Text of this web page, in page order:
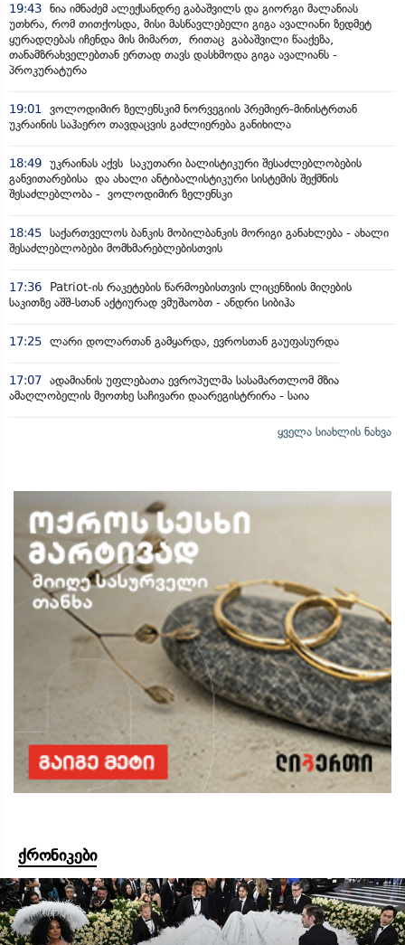
19:43 ნია იმნაძემ ალექსანდრე გაბაშვილს და გიორგი მალანიას
უთხრა, რომ თითქოსდა, მისი მასწავლებელი გიგა ავალიანი ზედმეტ
ყურადღებას იჩენდა მის მიმართ, რითაც გაბაშვილი წააქეზა,
თანამზრახველებთან ერთად თავს დასხმოდა გიგა ავალიანს -
პროკურატურა
19:01
ვოლოდიმირ ზელენსკიმ ნორვეგიის პრემიერ-მინისტრთან
უკრაინის საჰაერო თავდაცვის გაძლიერება განიხილა
18:49 უკრაინას აქვს საკუთარი ბალისტიკური შესაძლებლობების
განვითარებისა და ახალი ანტიბალისტიკური სისტემის შექმნის
შესაძლებლობა - ვოლოდიმირ ზელენსკი
18:45 საქართველოს ბანკის მობილბანკის მორიგი განახლება - ახალი
შესაძლებლობები მომხმარებლებისთვის
17:36
Patriot-ის რაკეტების წარმოებისთვის ლიცენზიის მიღების
საკითზე აშშ-სთან აქტიურად ვმუშაობთ - ანდრი სიბიჰა
17:25 ლარი დოლართან გამყარდა, ევროსთან გაუფასურდა
17:07 ადამიანის უფლებათა ევროპულმა სასამართლომ მზია
ამაღლობელის მეოთხე საჩივარი დაარეგისტრირა - საია
ყველა სიახლის ნახვა
ქრონიკები